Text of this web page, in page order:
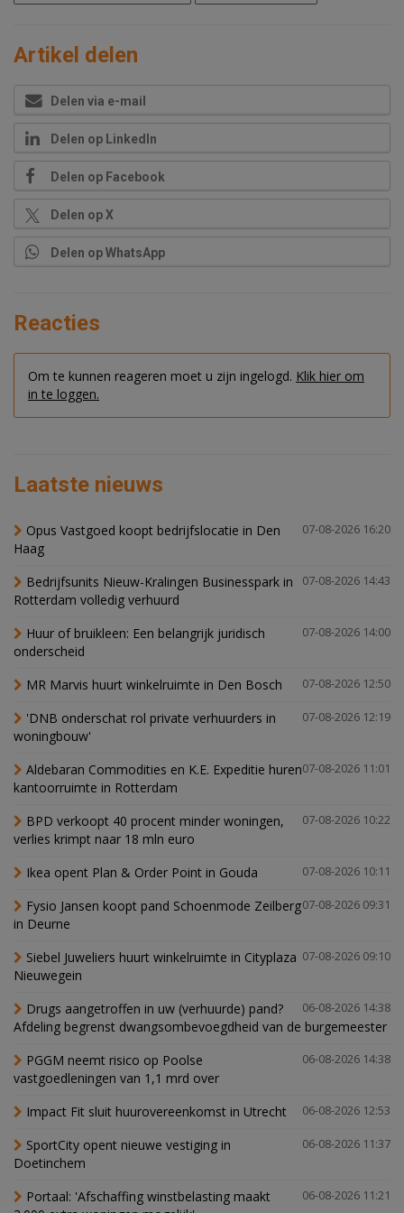
Artikel delen
Delen via e-mail
Delen op LinkedIn
Delen op Facebook
Delen op X
Delen op WhatsApp
Reacties
Om te kunnen reageren moet u zijn ingelogd. Klik hier om
in te loggen.
Laatste nieuws
07-08-2026 16:20
Opus Vastgoed koopt bedrijfslocatie in Den
Haag
07-08-2026 14:43
Bedrijfsunits Nieuw-Kralingen Businesspark in
Rotterdam volledig verhuurd
07-08-2026 14:00
Huur of bruikleen: Een belangrijk juridisch
onderscheid
07-08-2026 12:50
MR Marvis huurt winkelruimte in Den Bosch
07-08-2026 12:19
'DNB onderschat rol private verhuurders in
woningbouw'
07-08-2026 11:01
Aldebaran Commodities en K.E. Expeditie huren
kantoorruimte in Rotterdam
07-08-2026 10:22
BPD verkoopt 40 procent minder woningen,
verlies krimpt naar 18 mln euro
07-08-2026 10:11
Ikea opent Plan & Order Point in Gouda
07-08-2026 09:31
Fysio Jansen koopt pand Schoenmode Zeilberg
in Deurne
07-08-2026 09:10
Siebel Juweliers huurt winkelruimte in Cityplaza
Nieuwegein
06-08-2026 14:38
Drugs aangetroffen in uw (verhuurde) pand?
Afdeling begrenst dwangsombevoegdheid van de burgemeester
06-08-2026 14:38
PGGM neemt risico op Poolse
vastgoedleningen van 1,1 mrd over
06-08-2026 12:53
Impact Fit sluit huurovereenkomst in Utrecht
06-08-2026 11:37
SportCity opent nieuwe vestiging in
Doetinchem
06-08-2026 11:21
Portaal: 'Afschaffing winstbelasting maakt